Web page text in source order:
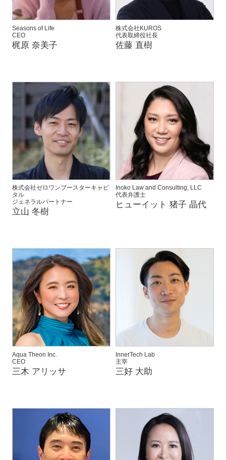
Seasons of Life
CEO
梶原 奈美子
株式会社KUROS
代表取締役社長
佐藤 直樹
株式会社ゼロワンブースターキャピ
タル
ジェネラルパートナー
立山 冬樹
Inoko Law and Consulting, LLC
代表弁護士
ヒューイット 猪子 晶代
Aqua Theon Inc.
CEO
三木 アリッサ
InnerTech Lab
主宰
三好 大助